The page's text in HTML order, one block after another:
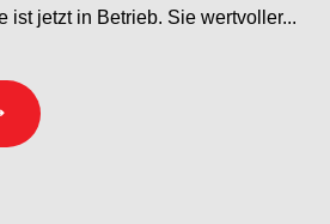
ist jetzt in Betrieb. Sie wertvoller...